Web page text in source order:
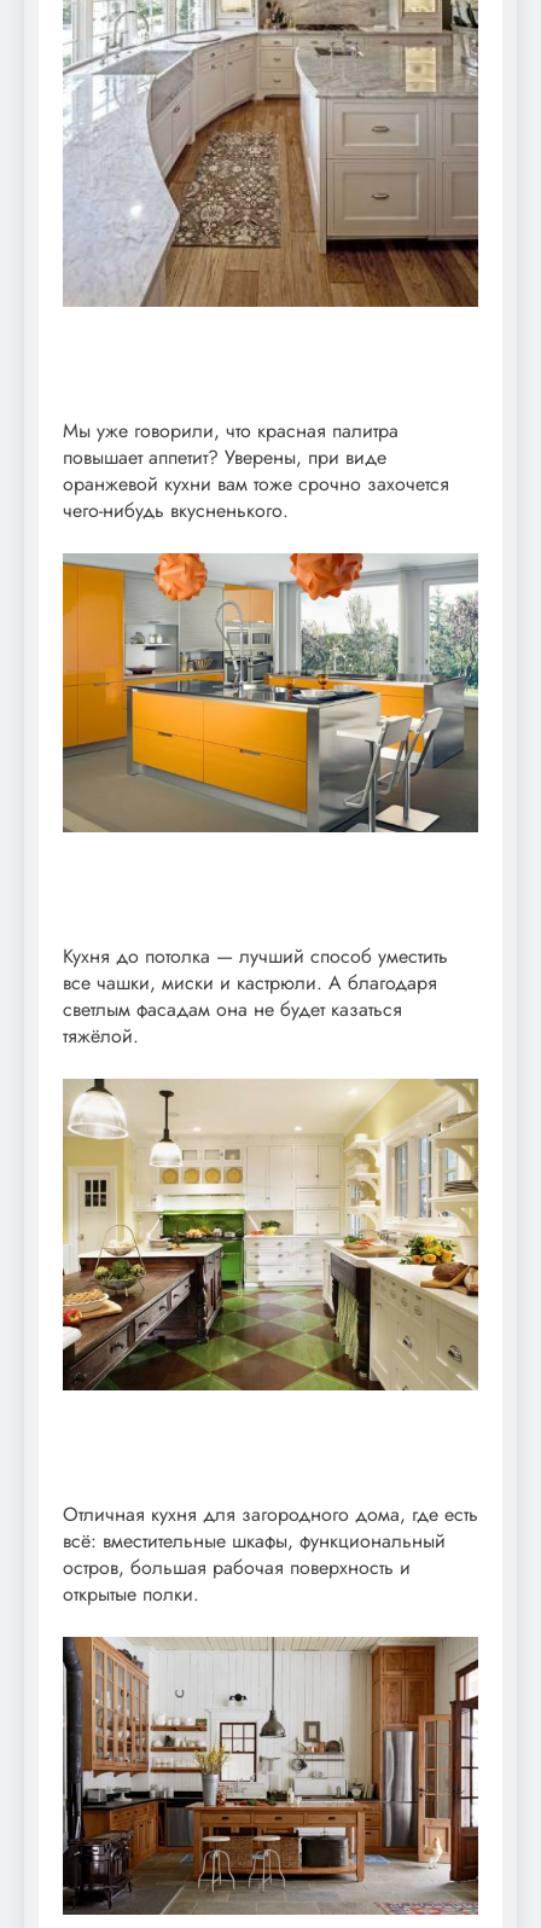
Мы уже говорили, что красная палитра
повышает аппетит? Уверены, при виде
оранжевой кухни вам тоже срочно захочется
чего-нибудь вкусненького.
Кухня до потолка — лучший способ уместить
все чашки, миски и кастрюли. А благодаря
светлым фасадам она не будет казаться
тяжёлой.
Отличная кухня для загородного дома, где есть
всё: вместительные шкафы, функциональный
остров, большая рабочая поверхность и
открытые полки.